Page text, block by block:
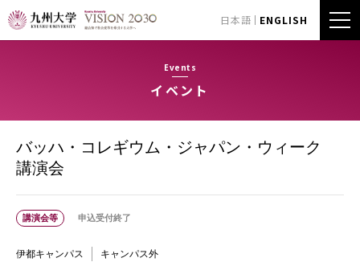
日本語 ENGLISH
Events
イベント
バッハ・コレギウム・ジャパン・ウィーク
講演会
講演会等 申込受付終了
伊都キャンパス キャンパス外